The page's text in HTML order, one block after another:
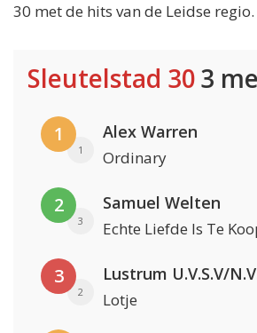
30 met de hits van de Leidse regio.
Sleutelstad 303
1
1
Alex Warren
Ordinary
2
3
Samuel Welten
Echte Liefde Is Te
3
2 Lotje